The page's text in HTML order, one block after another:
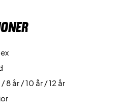
/ 8 år / 10 år / 12 år